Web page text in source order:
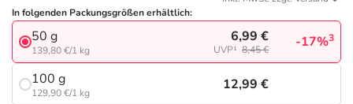
Tierapotheke
Vitamine & Mineralstoffe
Salus Deals
In folgenden Packungsgrößen erhältlich:
50 g
139,80 €/1 kg
6,99 €
UVP¹ 8,45 € -17%3
100 g
129,90 €/1 kg
12,99 €